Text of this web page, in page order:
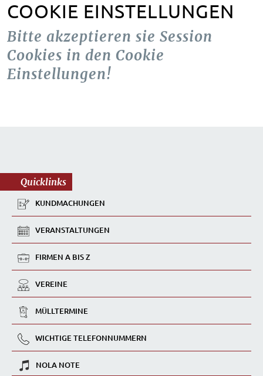
COOKIE EINSTELLUNGEN
Bitte akzeptieren sie Session
Cookies in den Cookie
Einstellungen!
Quicklinks
KUNDMACHUNGEN
VERANSTALTUNGEN
FIRMEN A BIS Z
VEREINE
MÜLLTERMINE
WICHTIGE TELEFONNUMMERN
NOLA NOTE